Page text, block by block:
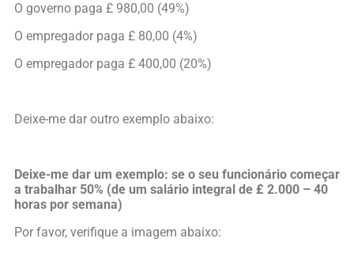
O governo paga £ 980,00 (49%)
O empregador paga £ 80,00 (4%)
O empregador paga £ 400,00 (20%)
Deixe-me dar outro exemplo abaixo:
Deixe-me dar um exemplo: se o seu funcionário começar
a trabalhar 50% (de um salário integral de £ 2.000 – 40
horas por semana)
Por favor, verifique a imagem abaixo: